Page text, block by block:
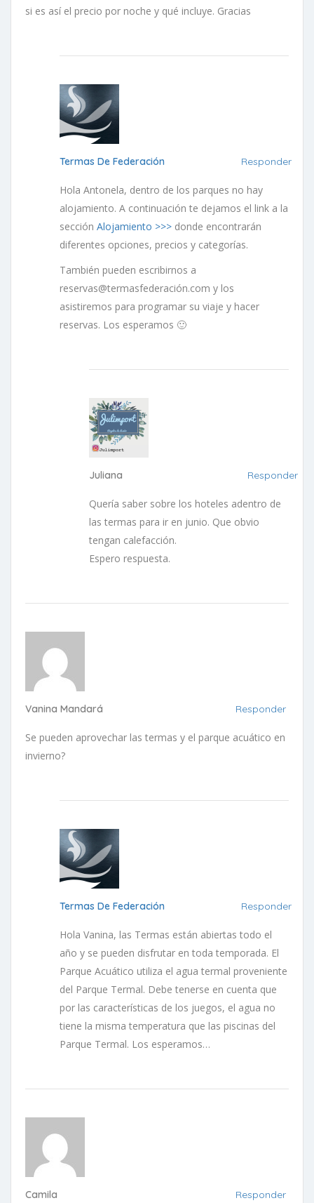
si es así el precio por noche y qué incluye. Gracias
Termas De Federación Responder
Hola Antonela, dentro de los parques no hay
alojamiento. A continuación te dejamos el link a la
sección Alojamiento >>>donde encontrarán
diferentes opciones, precios y categorías.
También pueden escribirnos a
reservas@termasfederación.com y los
asistiremos para programar su viaje y hacer
reservas. Los esperamos 🙂
Juliana Responder
Quería saber sobre los hoteles adentro de
las termas para ir en junio. Que obvio
tengan calefacción.
Espero respuesta.
Vanina Mandará Responder
Se pueden aprovechar las termas y el parque acuático en
invierno?
Termas De Federación Responder
Hola Vanina, las Termas están abiertas todo el
año y se pueden disfrutar en toda temporada. El
Parque Acuático utiliza el agua termal proveniente
del Parque Termal. Debe tenerse en cuenta que
por las características de los juegos, el agua no
tiene la misma temperatura que las piscinas del
Parque Termal. Los esperamos…
Camila Responder